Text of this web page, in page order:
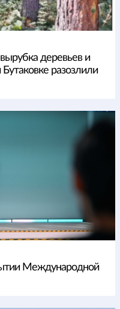
деревьев и
разозлили
Международной